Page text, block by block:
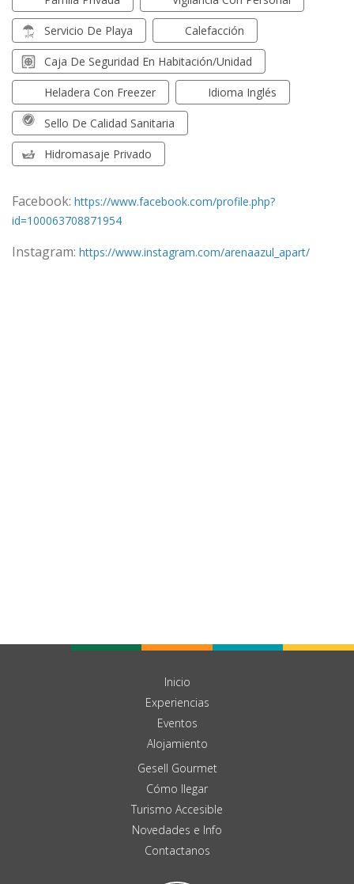
Servicio De Playa Calefacción
Caja De Seguridad En Habitación/unidad
Heladera Con Freezer Idioma Inglés
Sello De Calidad Sanitaria
Hidromasaje Privado
Facebook: https://www.facebook.com/profile.php?
id=100063708871954
Instagram: https://www.instagram.com/arenaazul_apart/
Inicio
Experiencias
Eventos
Alojamiento
Gesell Gourmet
Cómo llegar
Turismo Accesible
Novedades e Info
Contactanos